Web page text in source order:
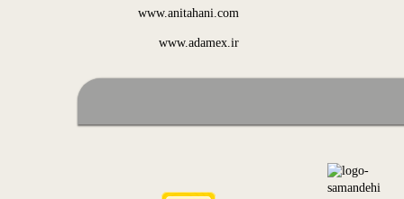
www.anitahani.com
www.ada​​​​​​​mex.ir